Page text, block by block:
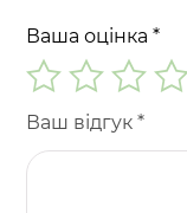
Ваша оцінка*
Ваш відгук*